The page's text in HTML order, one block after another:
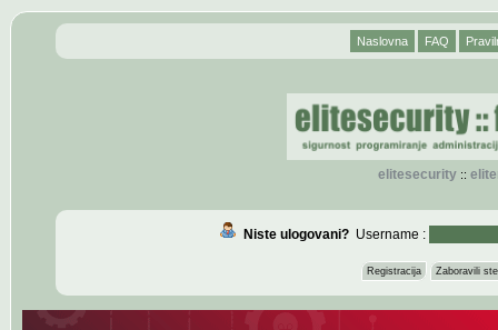
Naslovna FAQ
elitesecurity::
Niste ulogovani?Username :
Registracija Zaboravili